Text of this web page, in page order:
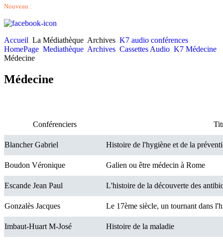
Nouveau :
Accueil La Médiathèque Archives K7 audio conférences
HomePage Mediathèque Archives Cassettes Audio K7 Médecine
Médecine
Médecine
Conférenciers
Blancher Gabriel Histoire de l'hygiène et de la
Boudon Véronique Galien ou être médecin à Rome
Escande Jean Paul L'histoire de la découverte des
Gonzalès Jacques Le 17ème siècle, un tournant dans
Imbaut-Huart M-José Histoire de la maladie